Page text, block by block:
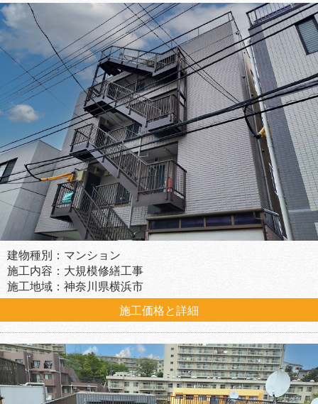
建物種別：マンション
施工内容：大規模修繕工事
施工地域：神奈川県横浜市
施工価格と詳細